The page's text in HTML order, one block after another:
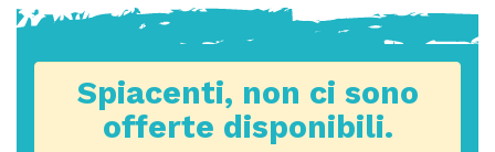
Spiacenti, non ci sono
offerte disponibili.